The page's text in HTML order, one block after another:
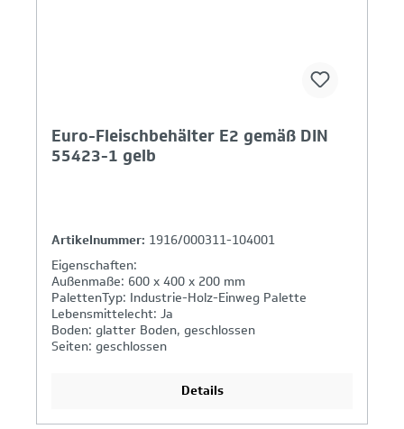
Euro-Fleischbehälter E2 gemäß DIN
55423-1 gelb
Artikelnummer: 1916/000311-104001
Eigenschaften:
Außenmaße: 600 x 400 x 200 mm
PalettenTyp: Industrie-Holz-Einweg Palette
Lebensmittelecht: Ja
Boden: glatter Boden, geschlossen
Seiten: geschlossen
Details